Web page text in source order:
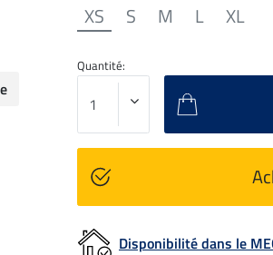
XS S M L XL
Quantité:
Disponibilité dans le